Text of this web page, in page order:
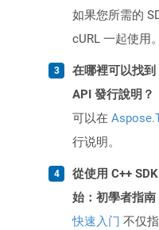
如果您所需的
cURL 一起使用。
在哪裡可以找到
API 發行說明？
可以在
行说明。
從使用 C++
始：初學者指南
快速入门 不仅